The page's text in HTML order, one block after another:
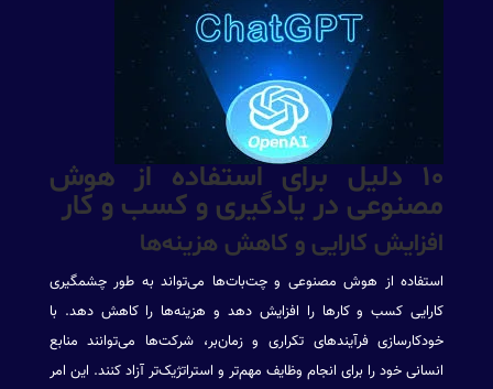
۱۰ دلیل برای استفاده از هوش
مصنوعی در یادگیری و کسب و کار
افزایش کارایی و کاهش هزینه‌ها
استفاده از هوش مصنوعی و چت‌بات‌ها می‌تواند به طور چشمگیری
کارایی کسب و کارها را افزایش دهد و هزینه‌ها را کاهش دهد. با
خودکارسازی فرآیندهای تکراری و زمان‌بر، شرکت‌ها می‌توانند منابع
انسانی خود را برای انجام وظایف مهم‌تر و استراتژیک‌تر آزاد کنند. این امر